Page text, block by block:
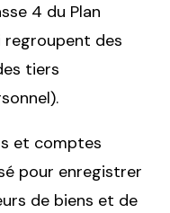
4 du Plan
regroupent des
tiers
et comptes
pour enregistrer
de biens et de